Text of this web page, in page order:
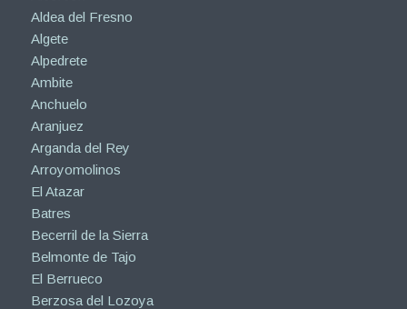
Aldea del Fresno
Algete
Alpedrete
Ambite
Anchuelo
Aranjuez
Arganda del Rey
Arroyomolinos
El Atazar
Batres
Becerril de la Sierra
Belmonte de Tajo
El Berrueco
Berzosa del Lozoya